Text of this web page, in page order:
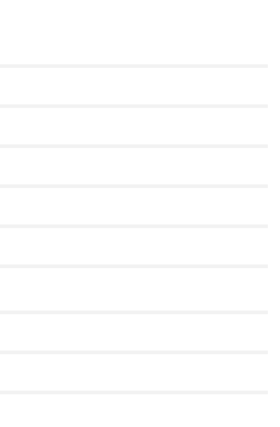
いて
性について
スの終了のお知らせ
いてます！
について
。
ビスのお知らせ
。
知らせ。
の遅れについて
＞
料イベント